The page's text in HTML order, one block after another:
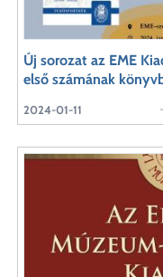
Új sorozat az EME
első számának
2024-01-11